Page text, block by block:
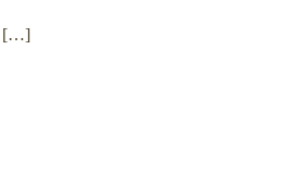
[…]